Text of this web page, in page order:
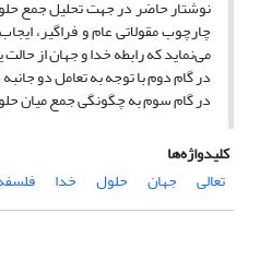
نوشتار حاضر در جهت تحلیل جمع
چارچوب مقولاتی عام و فراگیر،
می‌نماید که رابطه خدا و جهان از
در گام دوم با توجه به تعامل دو
در گام سوم به چگونگی جمع میان
کلیدواژه‌ها
تعالی
جهان حلول خدا